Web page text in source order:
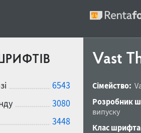
6543
3080
3448
Vast
Сімейство:
Розробник
випуску
Клас